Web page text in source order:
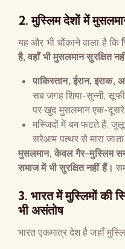
2.मुस्लिम देशों में
यह और भी चौंकाने वाला है कि
है,वहाँ भी मुसलमान सुरक्षित
पाकिस्तान, ईरान,इराक,
सब जगह शिया-सुन्नी,
पर खुद मुसलमान एक-दूसरे
मस्जिदों में बम फटते हैं,
सरेआम पत्थर से मारा
मुसलमान, केवल गैर–मुस्लिम
समाज में भी सुरक्षित नहीं हैं।
3. भारत में मुस्लिमों की
भी असंतोष
भारत एकमात्र देश है जहाँ